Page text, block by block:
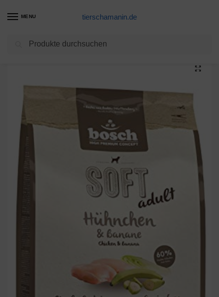
MENU tierschamanin.de
Hundetrockenfutter Produkte